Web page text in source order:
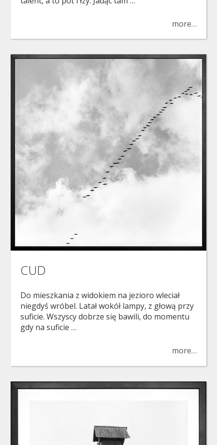
more…
CUD
Do mieszkania z widokiem na jezioro wleciał
niegdyś wróbel. Latał wokół lampy, z głową przy
suficie. Wszyscy dobrze się bawili, do momentu
gdy na suficie …
more…